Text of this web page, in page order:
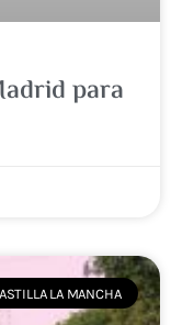
para
LA MANCHA